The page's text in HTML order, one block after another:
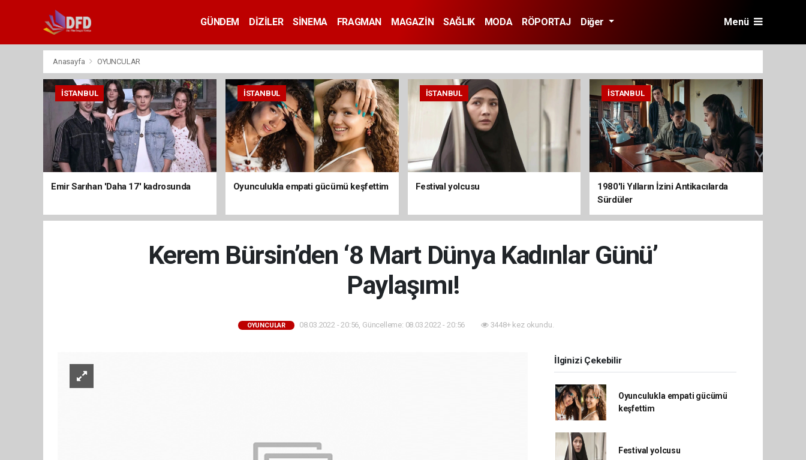
GÜNDEM DİZİLER SİNEMA FRAGMAN MAGAZİN SAĞLIK MODA RÖPORTAJ Diğer Menü
Anasayfa OYUNCULAR
İSTANBUL
Emir Sarıhan 'Daha 17' kadrosunda
İSTANBUL
Oyunculukla empati gücümü keşfettim
İSTANBUL
Festival yolcusu
İSTANBUL
1980'li Yılların İzini Antikacılarda
Sürdüler
Kerem Bürsin’den ‘8 Mart Dünya Kadınlar Günü’
Paylaşımı!
OYUNCULAR 08.03.2022 - 20:56, Güncelleme: 08.03.2022 - 20:56 3448+ kez okundu.
İlginizi Çekebilir
Oyunculukla empati gücümü
keşfettim
Festival yolcusu